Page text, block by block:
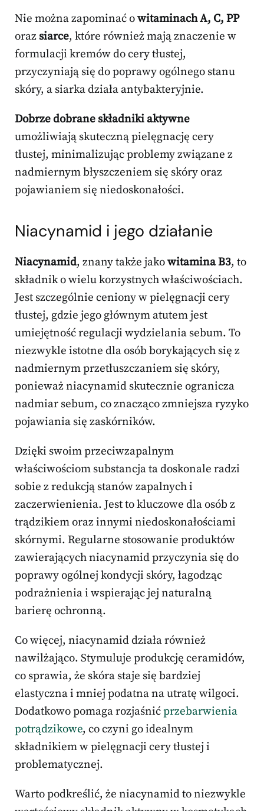
Nie można zapominać owitaminach A, C, PP
oraz siarce, które również mają znaczenie w
formulacji kremów do cery tłustej,
przyczyniają się do poprawy ogólnego stanu
skóry, a siarka działa antybakteryjnie.
Dobrze dobrane składniki aktywne
umożliwiają skuteczną pielęgnację cery
tłustej, minimalizując problemy związane z
nadmiernym błyszczeniem się skóry oraz
pojawianiem się niedoskonałości.
Niacynamid i jego działanie
Niacynamid, znany także jakowitamina B3, to
składnik o wielu korzystnych właściwościach.
Jest szczególnie ceniony w pielęgnacji cery
tłustej, gdzie jego głównym atutem jest
umiejętność regulacji wydzielania sebum. To
niezwykle istotne dla osób borykających się z
nadmiernym przetłuszczaniem się skóry,
ponieważ niacynamid skutecznie ogranicza
nadmiar sebum, co znacząco zmniejsza ryzyko
pojawiania się zaskórników.
Dzięki swoim przeciwzapalnym
właściwościom substancja ta doskonale radzi
sobie z redukcją stanów zapalnych i
zaczerwienienia. Jest to kluczowe dla osób z
trądzikiem oraz innymi niedoskonałościami
skórnymi. Regularne stosowanie produktów
zawierających niacynamid przyczynia się do
poprawy ogólnej kondycji skóry, łagodząc
podrażnienia i wspierając jej naturalną
barierę ochronną.
Co więcej, niacynamid działa również
nawilżająco. Stymuluje produkcję ceramidów,
co sprawia, że skóra staje się bardziej
elastyczna i mniej podatna na utratę wilgoci.
Dodatkowo pomaga rozjaśnićprzebarwienia
potrądzikowe, co czyni go idealnym
składnikiem w pielęgnacji cery tłustej i
problematycznej.
Warto podkreślić, że niacynamid to niezwykle